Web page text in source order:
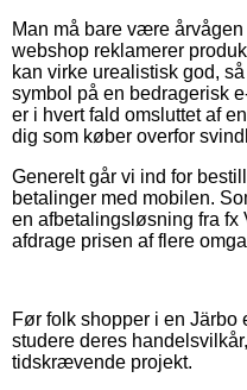
Man må bare være
webshop reklamerer
kan virke urealistisk god,
symbol på en bedragerisk
er i hvert fald omsluttet af
dig som køber overfor
Generelt går vi ind for
betalinger med mobilen.
en afbetalingsløsning fra fx
afdrage prisen af flere
Før folk shopper i en Järbo
studere deres
tidskrævende projekt.